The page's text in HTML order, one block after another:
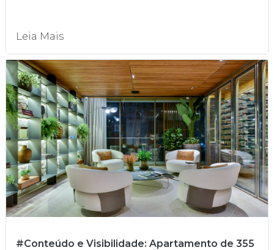
Leia Mais
#Conteúdo e Visibilidade: Apartamento de 355